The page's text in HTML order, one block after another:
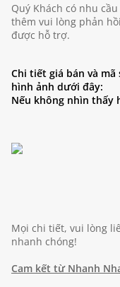
Quý Khách có nhu
thêm vui lòng phản
được hỗ trợ.
Chi tiết giá bán và
hình ảnh dưới đây:
Nếu không nhìn thấy
Mọi chi tiết, vui lòng
nhanh chóng!
Cam kết từ Nhanh